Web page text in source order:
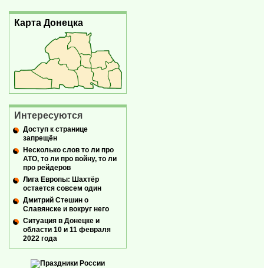
Карта Донецка
Интересуются
Доступ к странице
запрещён
Несколько слов то ли про
АТО, то ли про войну, то ли
про рейдеров
Лига Европы: Шахтёр
остается совсем один
Дмитрий Стешин о
Славянске и вокруг него
Ситуация в Донецке и
области 10 и 11 февраля
2022 года